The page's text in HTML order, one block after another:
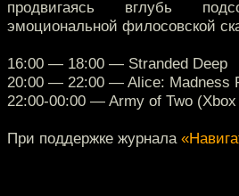
продвигаясь вглубь
эмоциональной филосовской
16:00 — 18:00 — Stranded Deep
20:00 — 22:00 — Alice: Madness
22:00-00:00 — Army of Two (Xbox
При поддержке журнала